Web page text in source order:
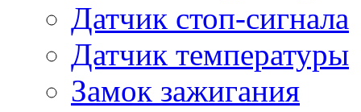
Датчик стоп-сигнала
Датчик температуры
Замок зажигания